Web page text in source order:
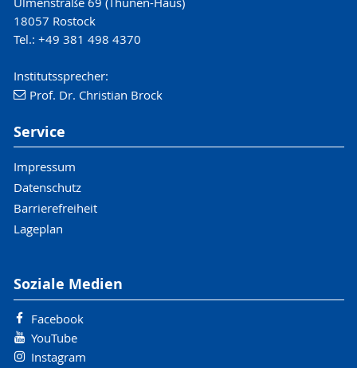
18057 Rostock
Tel.: +49 381 498 4370
Institutssprecher:
Prof. Dr. Christian Brock
Service
Impressum
Datenschutz
Barrierefreiheit
Lageplan
Soziale Medien
Facebook
YouTube
Instagram